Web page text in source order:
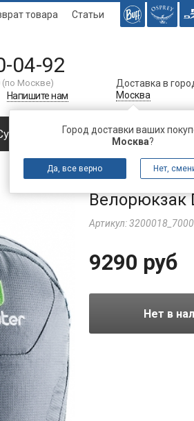
товара Статьи
04-92
(по Москве)
Напишите нам
Доставка в
Москва
Город доставки ваших
Москва?
Да, все верно Нет,
Багаж Аксессуары
Велорюкзак
Артикул:3200018_7000
9290 руб
Нет в